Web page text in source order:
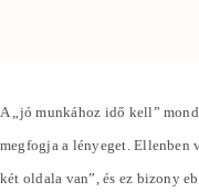
A „jó munkához idő kell”
megfogja a lényeget. Ellenben
két oldala van”, és ez bizony